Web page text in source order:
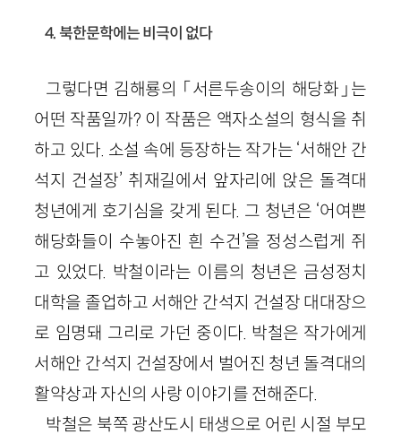
4. 북한문학에는 비극이 없다
그렇다면 김해룡의 「서른두송이의 해당화」는
어떤 작품일까? 이 작품은 액자소설의 형식을 취
하고 있다. 소설 속에 등장하는 작가는 ‘서해안 간
석지 건설장’ 취재길에서 앞자리에 앉은 돌격대
청년에게 호기심을 갖게 된다. 그 청년은 ‘어여쁜
해당화들이 수놓아진 흰 수건’을 정성스럽게 쥐
고 있었다. 박철이라는 이름의 청년은 금성정치
대학을 졸업하고 서해안 간석지 건설장 대대장으
로 임명돼 그리로 가던 중이다. 박철은 작가에게
서해안 간석지 건설장에서 벌어진 청년 돌격대의
활약상과 자신의 사랑 이야기를 전해준다.
박철은 북쪽 광산도시 태생으로 어린 시절 부모